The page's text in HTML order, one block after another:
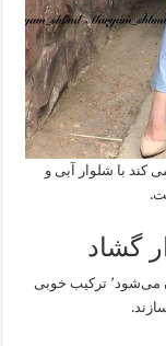
کند با شلوار آبی و
گشاد
مانتو کتی از آنجایی که در قسمت بالاتنه کمی چسبان می‌شود٬ ترکیب خوبی